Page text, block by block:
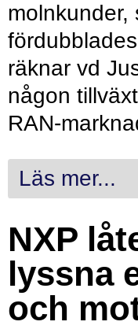
molnkunder,
räknar vd
någon
RAN-
Läs mer...
NXP
lyssna
och